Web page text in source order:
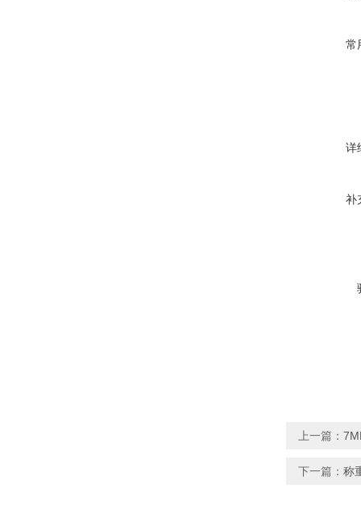
常
详
补
上一篇：
下一篇： 称